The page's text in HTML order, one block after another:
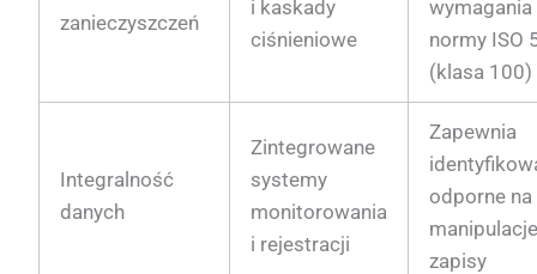
zanieczyszczeń
i kaskady
ciśnieniowe
wymagania
normy ISO
(klasa 100)
Integralność
danych
Zintegrowane
systemy
monitorowania
i rejestracji
Zapewnia
odporne na
zapisy